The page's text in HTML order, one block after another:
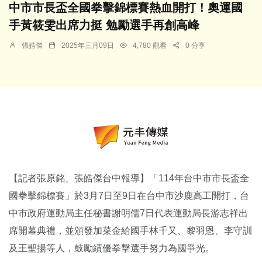
中市市長盃全國拳擊錦標賽熱血開打！奧運國
手黃筱雯出席力挺 勉勵選手再創高峰
張皓傑 2025年三月09日 4,780 觀看 0 分享
【記者張原銘、張皓傑台中報導】「114年台中市市長盃全
國拳擊錦標賽」於3月7日至9日在台中市沙鹿高工開打，台
中市政府運動局主任秘書謝明儒7日代表運動局長游志祥出
席開幕典禮，並頒發加菜金給國手林千又、黎羽恩、李守訓
及王聖揚等人，鼓勵績優拳擊選手努力為國爭光。